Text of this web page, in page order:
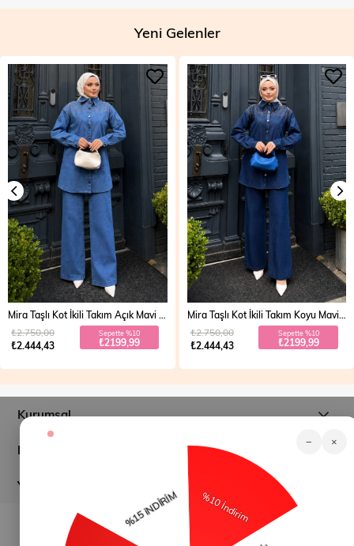
Yeni Gelenler
₺2.444,43
₺2.750,00 Sepette %10
₺2199,99
Mira Taşlı Kot İkili Takım Koyu Mavi 19286
₺2.444,43
₺2.750,00 Sepette %10
₺2199,99
Kurumsal
Müşteri İlişkileri
Yardım
− ×